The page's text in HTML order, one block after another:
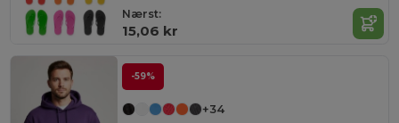
Nærst:
15,06 kr
-59%
+34